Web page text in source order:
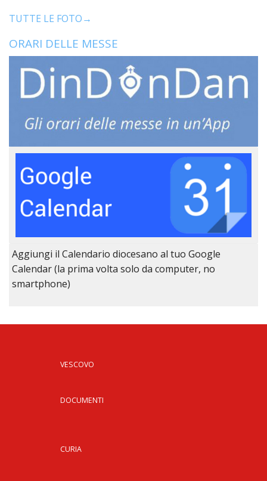
TUTTE LE FOTO→
ORARI DELLE MESSE
Aggiungi il Calendario diocesano al tuo Google
Calendar (la prima volta solo da computer, no
smartphone)
VESCOVO
DOCUMENTI
CURIA